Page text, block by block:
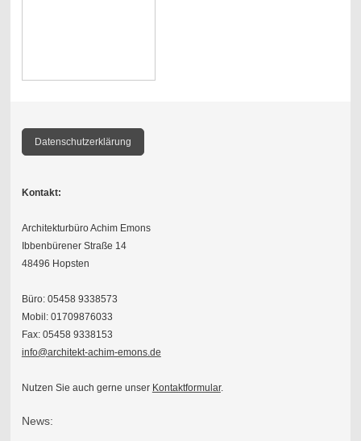
Datenschutzerklärung
Kontakt:
Architekturbüro Achim Emons
Ibbenbürener Straße 14
48496 Hopsten
Büro: 05458 9338573
Mobil: 01709876033
Fax: 05458 9338153
info@architekt-achim-emons.de
Nutzen Sie auch gerne unser Kontaktformular.
News: